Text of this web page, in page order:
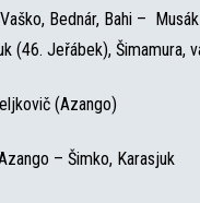
Bednár, Bahi –
(46. Jeřábek), Šimamura,
(Azango)
– Šimko, Karasjuk